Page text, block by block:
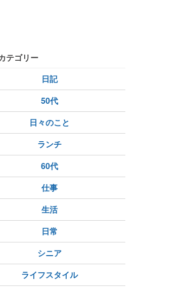
朝食
テゴリー
日記
50代
日々のこと
ランチ
60代
仕事
生活
日常
シニア
ライフスタイル